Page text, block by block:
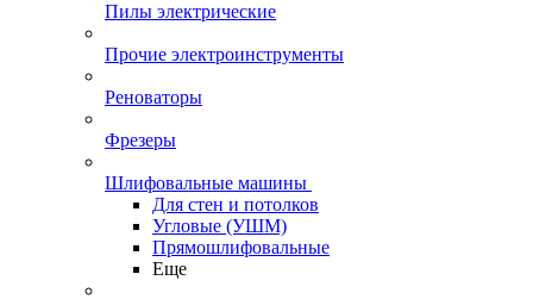
Пилы электрические
Прочие электроинструменты
Реноваторы
Фрезеры
Шлифовальные машины
Для стен и потолков
Угловые (УШМ)
Прямошлифовальные
Еще